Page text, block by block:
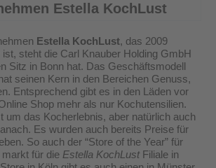
Estella KochLust
Estella KochLust, das 2009
steht die Carl Knauber Holding GmbH
Sitz in Bonn hat. Das Geschäftsmodell
seinen Kern in den Bereichen Genuss,
Entsprechend gibt es in den Läden vor
Shop mehr als nur Kochutensilien.
um das Kocherlebnis, aber natürlich auch
Es wurden auch bereits Preise für
So auch der “Store of the Year” für
für die Estella KochLustFiliale in